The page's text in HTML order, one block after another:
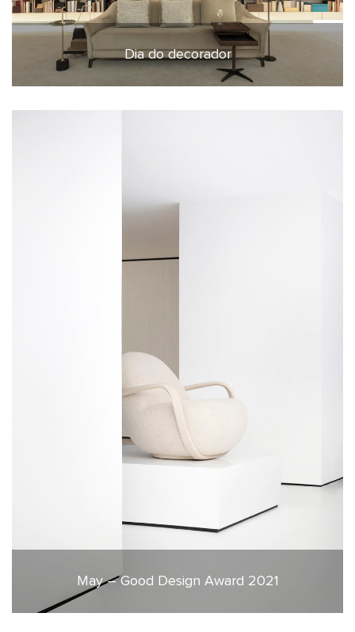
30 de maio de 2022
Dia do decorador
16 de dezembro de 2021
May – Good Design Award 2021